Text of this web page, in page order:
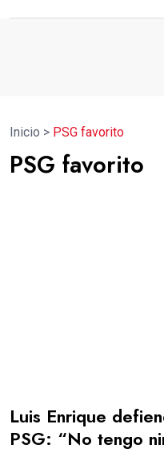
Inicio > PSG favorito
PSG favorito
Luis Enrique
PSG: “No tengo